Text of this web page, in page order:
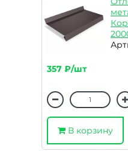
357 ₽/шт
В корзину